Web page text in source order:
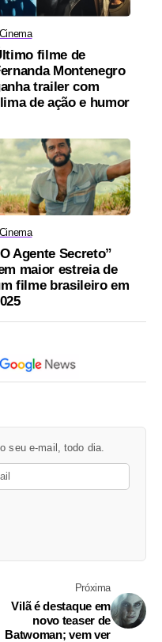
filme de
Montenegro
trailer com
de ação e humor
Agente Secreto”
maior estreia de
filme brasileiro em
seu e-mail, todo dia.
Próxima
Vilã é destaque em
novo teaser de
Batwoman; vem ver